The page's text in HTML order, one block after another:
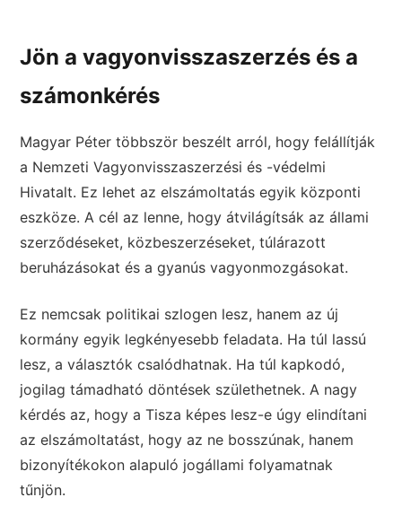
Jön a vagyonvisszaszerzés és a
számonkérés
Magyar Péter többször beszélt arról, hogy felállítják
a Nemzeti Vagyonvisszaszerzési és -védelmi
Hivatalt. Ez lehet az elszámoltatás egyik központi
eszköze. A cél az lenne, hogy átvilágítsák az állami
szerződéseket, közbeszerzéseket, túlárazott
beruházásokat és a gyanús vagyonmozgásokat.
Ez nemcsak politikai szlogen lesz, hanem az új
kormány egyik legkényesebb feladata. Ha túl lassú
lesz, a választók csalódhatnak. Ha túl kapkodó,
jogilag támadható döntések születhetnek. A nagy
kérdés az, hogy a Tisza képes lesz-e úgy elindítani
az elszámoltatást, hogy az ne bosszúnak, hanem
bizonyítékokon alapuló jogállami folyamatnak
tűnjön.